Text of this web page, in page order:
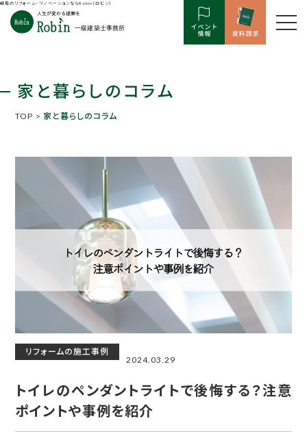
岐阜のリフォーム・リノベーションならRobin（ロビン）
家と暮らしのコラム
TOP > 家と暮らしのコラム
リフォームの施工事例
2024.03.29
トイレのペンダントライトで後悔する？注意
ポイントや事例を紹介